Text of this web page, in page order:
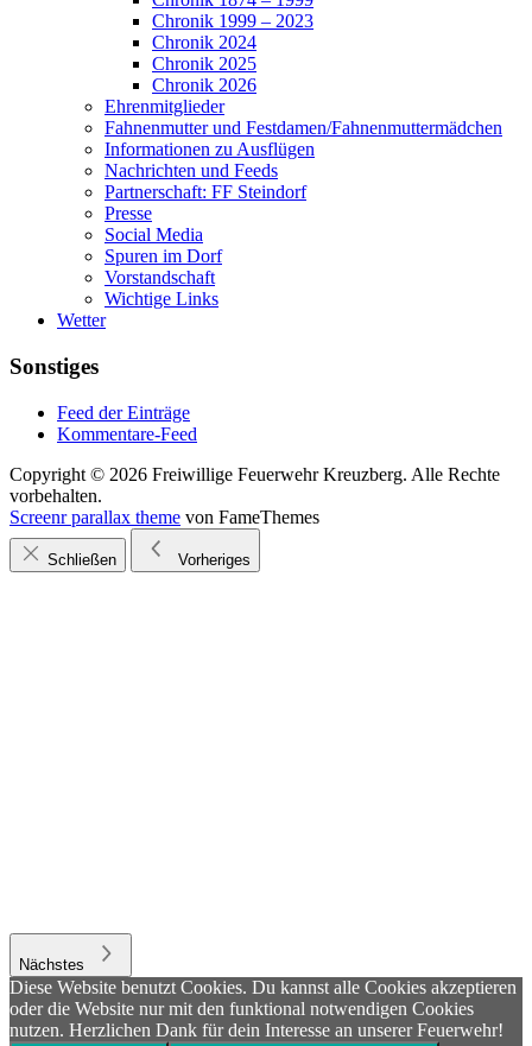
Chronik 1999 – 2023
Chronik 2024
Chronik 2025
Chronik 2026
Ehrenmitglieder
Fahnenmutter und Festdamen/Fahnenmuttermädchen
Informationen zu Ausflügen
Nachrichten und Feeds
Partnerschaft: FF Steindorf
Presse
Social Media
Spuren im Dorf
Vorstandschaft
Wichtige Links
Wetter
Sonstiges
Feed der Einträge
Kommentare-Feed
Copyright © 2026 Freiwillige Feuerwehr Kreuzberg. Alle Rechte
vorbehalten.
Screenr parallax theme von FameThemes
Schließen Vorheriges
Nächstes
Diese Website benutzt Cookies. Du kannst alle Cookies akzeptieren
oder die Website nur mit den funktional notwendigen Cookies
nutzen. Herzlichen Dank für dein Interesse an unserer Feuerwehr!